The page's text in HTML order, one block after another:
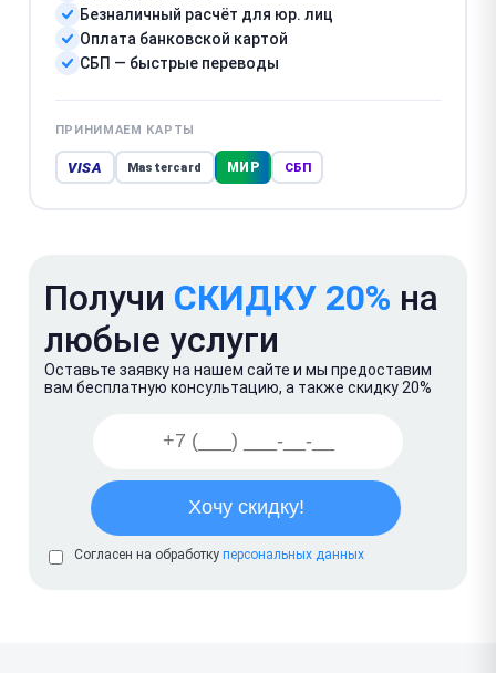
Безналичный расчёт для юр. лиц
Оплата банковской картой
СБП — быстрые переводы
ПРИНИМАЕМ КАРТЫ
VISA Mastercard МИР СБП
Получи СКИДКУ 20% на
любые услуги
Оставьте заявку на нашем сайте и мы предоставим
вам бесплатную консультацию, а также скидку 20%
Согласен на обработку персональных данных